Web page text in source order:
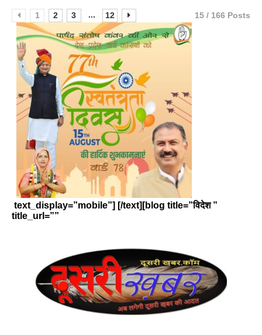
1 2 3 ... 12 15 / 166 Posts
text_display=”mobile”] [/text][blog title=”विदेश ”
title_url=””